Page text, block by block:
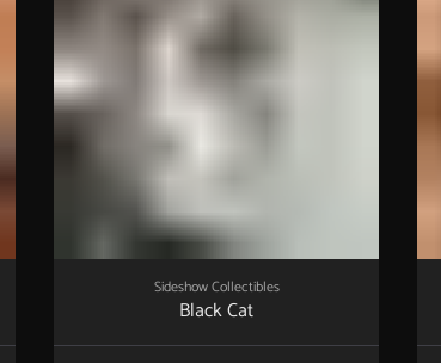
Sideshow Collectibles
Black Cat